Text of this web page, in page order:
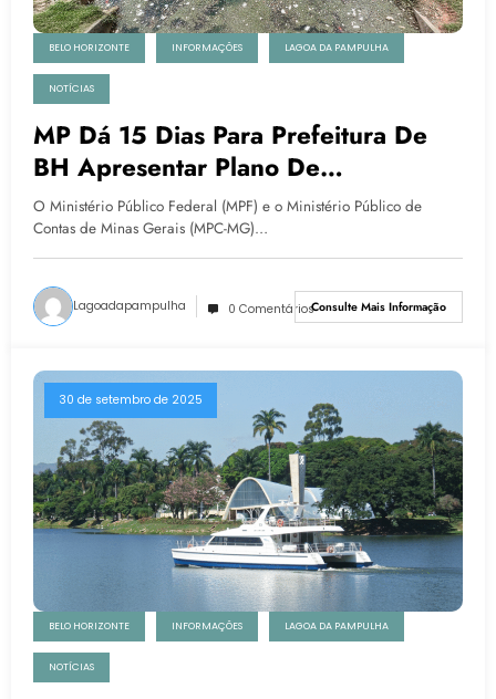
BELO HORIZONTE INFORMAÇÕES LAGOA DA PAMPULHA
NOTÍCIAS
MP Dá 15 Dias Para Prefeitura De
BH Apresentar Plano De
Recuperação Da Lagoa Da Pampulha
O Ministério Público Federal (MPF) e o Ministério Público de
Contas de Minas Gerais (MPC-MG)…
Lagoadapampulha 0 ComentáriosConsulte Mais Informação
30 de setembro de 2025
BELO HORIZONTE INFORMAÇÕES LAGOA DA PAMPULHA
NOTÍCIAS